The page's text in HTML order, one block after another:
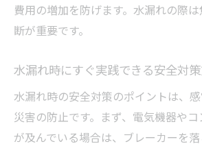
費用の増加を防げます。水漏れの際
断が重要です。
水漏れ時にすぐ実践できる安全対
水漏れ時の安全対策のポイントは、
災害の防止です。まず、電気機器や
が及んでいる場合は、ブレーカーを